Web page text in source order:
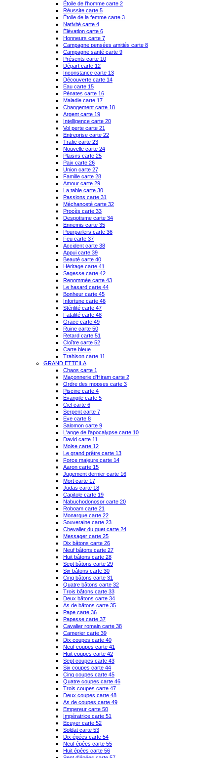
Étoile de l'homme carte 2
Réussite carte 5
Étoile de la femme carte 3
Nativité carte 4
Élévation carte 6
Honneurs carte 7
Campagne pensées amitiés carte 8
Campagne santé carte 9
Présents carte 10
Départ carte 12
Inconstance carte 13
Découverte carte 14
Eau carte 15
Pénates carte 16
Maladie carte 17
Changement carte 18
Argent carte 19
Intelligence carte 20
Vol perte carte 21
Entreprise carte 22
Trafic carte 23
Nouvelle carte 24
Plaisirs carte 25
Paix carte 26
Union carte 27
Famille carte 28
Amour carte 29
La table carte 30
Passions carte 31
Méchanceté carte 32
Procès carte 33
Despotisme carte 34
Ennemis carte 35
Pourparlers carte 36
Feu carte 37
Accident carte 38
Appui carte 39
Beauté carte 40
Héritage carte 41
Sagesse carte 42
Renommée carte 43
Le hasard carte 44
Bonheur carte 45
Infortune carte 46
Stérilité carte 47
Fatalité carte 48
Grace carte 49
Ruine carte 50
Retard carte 51
Cloître carte 52
Carte bleue
Trahison carte 11
GRAND ETTEILA
Chaos carte 1
Maçonnerie d'Hiram carte 2
Ordre des mopses carte 3
Piscine carte 4
Évangile carte 5
Ciel carte 6
Serpent carte 7
Eve carte 8
Salomon carte 9
L'ange de l'apocalypse carte 10
David carte 11
Moise carte 12
Le grand prêtre carte 13
Force majeure carte 14
Aaron carte 15
Jugement dernier carte 16
Mort carte 17
Judas carte 18
Capitole carte 19
Nabuchodonosor carte 20
Roboam carte 21
Monarque carte 22
Souveraine carte 23
Chevalier du guet carte 24
Messager carte 25
Dix bâtons carte 26
Neuf bâtons carte 27
Huit bâtons carte 28
Sept bâtons carte 29
Six bâtons carte 30
Cinq bâtons carte 31
Quatre bâtons carte 32
Trois bâtons carte 33
Deux bâtons carte 34
As de bâtons carte 35
Pape carte 36
Papesse carte 37
Cavalier romain carte 38
Camerier carte 39
Dix coupes carte 40
Neuf coupes carte 41
Huit coupes carte 42
Sept coupes carte 43
Six coupes carte 44
Cinq coupes carte 45
Quatre coupes carte 46
Trois coupes carte 47
Deux coupes carte 48
As de coupes carte 49
Empereur carte 50
Impératrice carte 51
Écuyer carte 52
Soldat carte 53
Dix épées carte 54
Neuf épées carte 55
Huit épées carte 56